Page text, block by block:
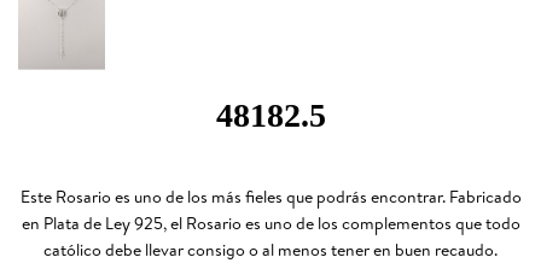
48182.5
Este Rosario es uno de los más fieles que podrás encontrar. Fabricado
en Plata de Ley 925, el Rosario es uno de los complementos que todo
católico debe llevar consigo o al menos tener en buen recaudo.